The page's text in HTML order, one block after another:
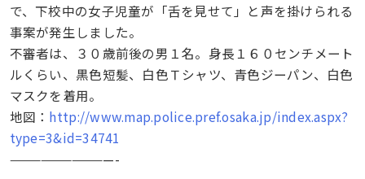
で、下校中の女子児童が「舌を見せて」と声を掛けられる
事案が発生しました。
不審者は、３０歳前後の男１名。身長１６０センチメート
ルくらい、黒色短髪、白色Ｔシャツ、青色ジーパン、白色
マスクを着用。
地図： http://www.map.police.pref.osaka.jp/index.aspx?
type=3&id=34741
——————————-